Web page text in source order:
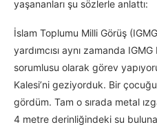
yaşananları şu sözlerle anlattı:
İslam Toplumu Milli Görüş
yardımcısı aynı zamanda
sorumlusu olarak görev
Kalesi’ni geziyorduk. Bir
gördüm. Tam o sırada metal
4 metre derinliğindeki su